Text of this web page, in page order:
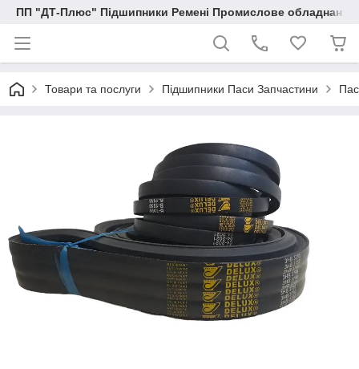
ПП "ДТ-Плюс" Підшипники Ремені Промислове обладнання
Товари та послуги Підшипники Паси Запчастини